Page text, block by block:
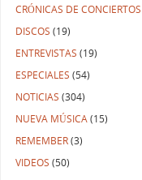
CRÓNICAS DE CONCIERTOS
DISCOS (19)
ENTREVISTAS (19)
ESPECIALES (54)
NOTICIAS (304)
NUEVA MÚSICA (15)
REMEMBER(3)
VIDEOS (50)